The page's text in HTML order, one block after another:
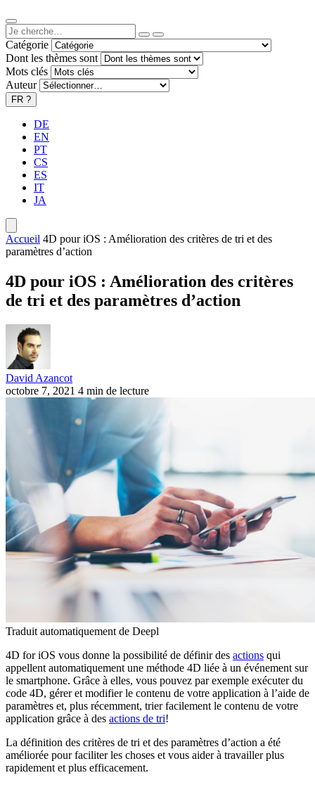
Catégorie
Dont les thèmes sont
Mots clés
Auteur
FR ?
DE
EN
PT
CS
ES
IT
JA
Accueil 4D pour iOS : Amélioration des critères de tri et des
paramètres d’action
4D pour iOS : Amélioration des critères
de tri et des paramètres d’action
David Azancot
octobre 7, 2021 4 min de lecture
Traduit automatiquement de Deepl
4D for iOS vous donne la possibilité de définir des actions qui
appellent automatiquement une méthode 4D liée à un événement sur
le smartphone. Grâce à elles, vous pouvez par exemple exécuter du
code 4D, gérer et modifier le contenu de votre application à l’aide de
paramètres et, plus récemment, trier facilement le contenu de votre
application grâce à des actions de tri!
La définition des critères de tri et des paramètres d’action a été
améliorée pour faciliter les choses et vous aider à travailler plus
rapidement et plus efficacement.